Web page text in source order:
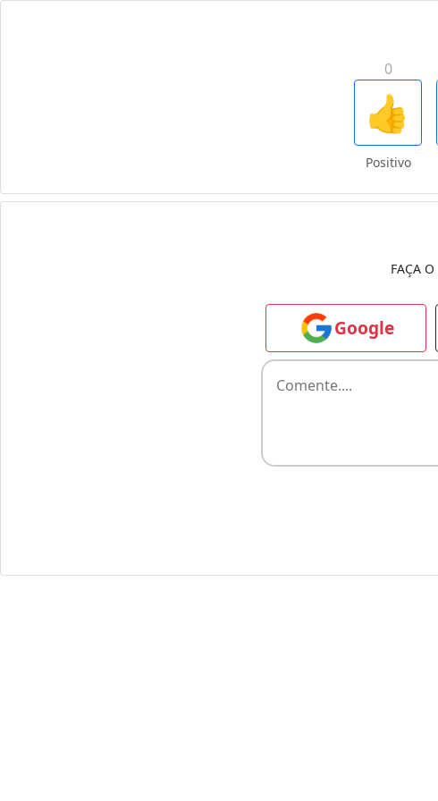
0
👍
Positivo
FAÇA O
Google